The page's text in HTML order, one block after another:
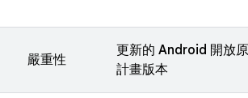
嚴重性
更新的 Android 開放
計畫版本